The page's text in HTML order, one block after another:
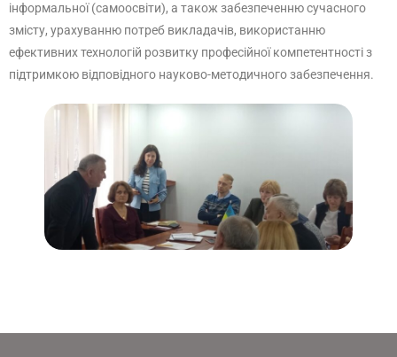
інформальної (самоосвіти), а також забезпеченню сучасного
змісту, урахуванню потреб викладачів, використанню
ефективних технологій розвитку професійної компетентності з
підтримкою відповідного науково-методичного забезпечення.